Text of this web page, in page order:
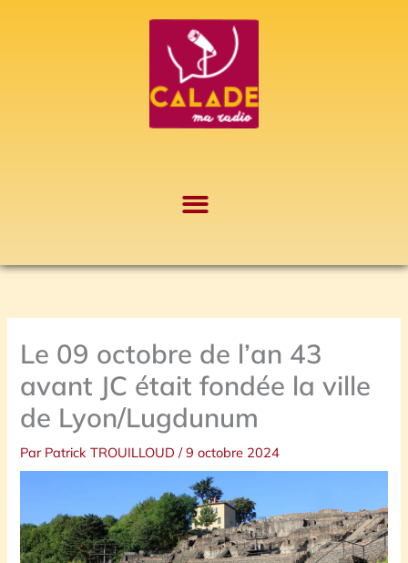
Le 09 octobre de l’an 43
avant JC était fondée la ville
de Lyon/Lugdunum
Par Patrick TROUILLOUD/9 octobre 2024